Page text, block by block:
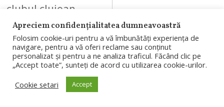
clubul clujean…
09
Apreciem confidențialitatea dumneavoastră
Folosim cookie-uri pentru a vă îmbunătăți experiența de
navigare, pentru a vă oferi reclame sau conținut
personalizat și pentru a ne analiza traficul. Făcând clic pe
„Accept toate”, sunteți de acord cu utilizarea cookie-urilor.
Cookie setari
Accept